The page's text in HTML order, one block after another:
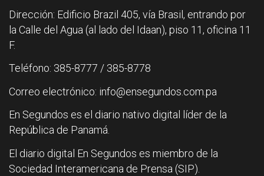
Dirección: Edificio Brazil 405, vía Brasil, entrando por
la Calle del Agua (al lado del Idaan), piso 11, oficina 11
F.
Teléfono: 385-8777 / 385-8778
Correo electrónico: info@ensegundos.com.pa
En Segundos es el diario nativo digital líder de la
República de Panamá.
El diario digital En Segundos es miembro de la
Sociedad Interamericana de Prensa (SIP).